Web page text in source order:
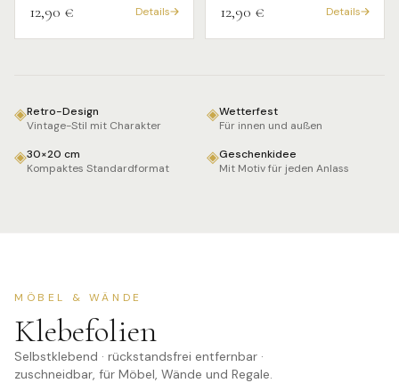
12,90 € Details 12,90 € Details
◈Retro-Design
Vintage-Stil mit Charakter
◈Wetterfest
Für innen und außen
◈30×20 cm
Kompaktes Standardformat
◈Geschenkidee
Mit Motiv für jeden Anlass
MÖBEL & WÄNDE
Klebefolien
Selbstklebend · rückstandsfrei entfernbar ·
zuschneidbar, für Möbel, Wände und Regale.